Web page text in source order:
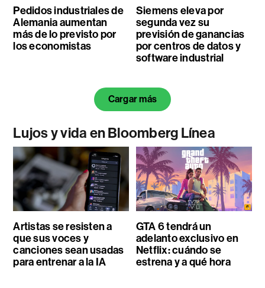
Pedidos industriales de
Alemania aumentan
más de lo previsto por
los economistas
Siemens eleva por
segunda vez su
previsión de ganancias
por centros de datos y
software industrial
Cargar más
Lujos y vida en Bloomberg Línea
Artistas se resisten a
que sus voces y
canciones sean usadas
para entrenar a la IA
GTA 6 tendrá un
adelanto exclusivo en
Netflix: cuándo se
estrena y a qué hora